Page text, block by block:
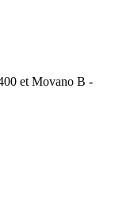
et Movano B -